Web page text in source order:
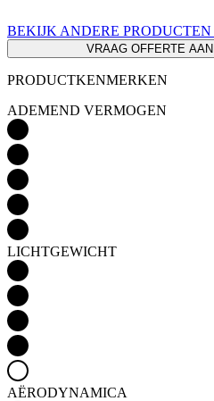
BEKIJK ANDERE PRODUCTEN
VRAAG OFFERTE AAN
PRODUCTKENMERKEN
ADEMEND VERMOGEN
LICHTGEWICHT
AËRODYNAMICA